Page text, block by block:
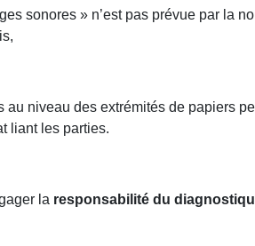
sonores » n’est pas prévue par la
niveau des extrémités de papiers
liant les parties.
la responsabilité du